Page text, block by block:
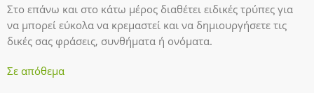
Στο επάνω και στο κάτω μέρος διαθέτει ειδικές τρύπες για
να μπορεί εύκολα να κρεμαστεί και να δημιουργήσετε τις
δικές σας φράσεις, συνθήματα ή ονόματα.
Σε απόθεμα